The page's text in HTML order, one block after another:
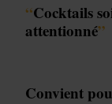
“Cocktails
attentionné”
Convient